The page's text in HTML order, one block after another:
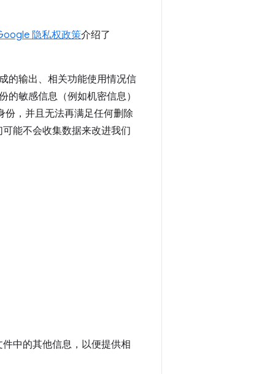
隐私权政策介绍了
的输出、相关功能使用情况信
敏感信息（例如机密信息）
，并且无法再满足任何删除
能不会收集数据来改进我们
中的其他信息，以便提供相